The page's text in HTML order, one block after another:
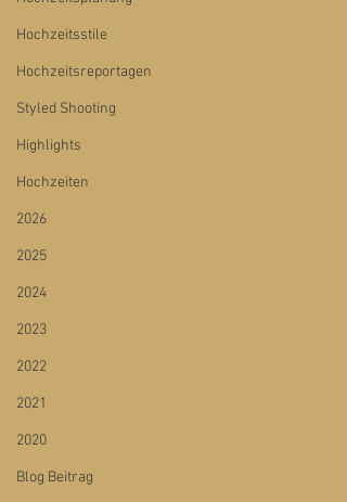
Hochzeitsstile
Hochzeitsreportagen
Styled Shooting
Highlights
Hochzeiten
2026
2025
2024
2023
2022
2021
2020
Blog Beitrag